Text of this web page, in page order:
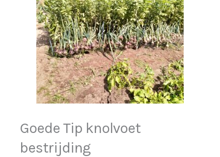
Goede Tip knolvoet
bestrijding